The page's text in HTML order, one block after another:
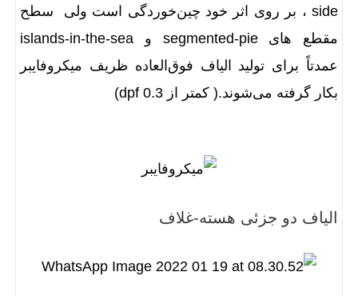
side ، بر روی اثر خود چین‌خوردگی است ولی سطح
مقطع های segmented-pie و islands-in-the-sea
عمدتاً برای تولید الیاف فوق‌العاده ظریف میکروفایبر
بکار گرفته می‌شوند.( کمتر از 0.3 dpf)
الیاف دو جزئی هسته-غلاف